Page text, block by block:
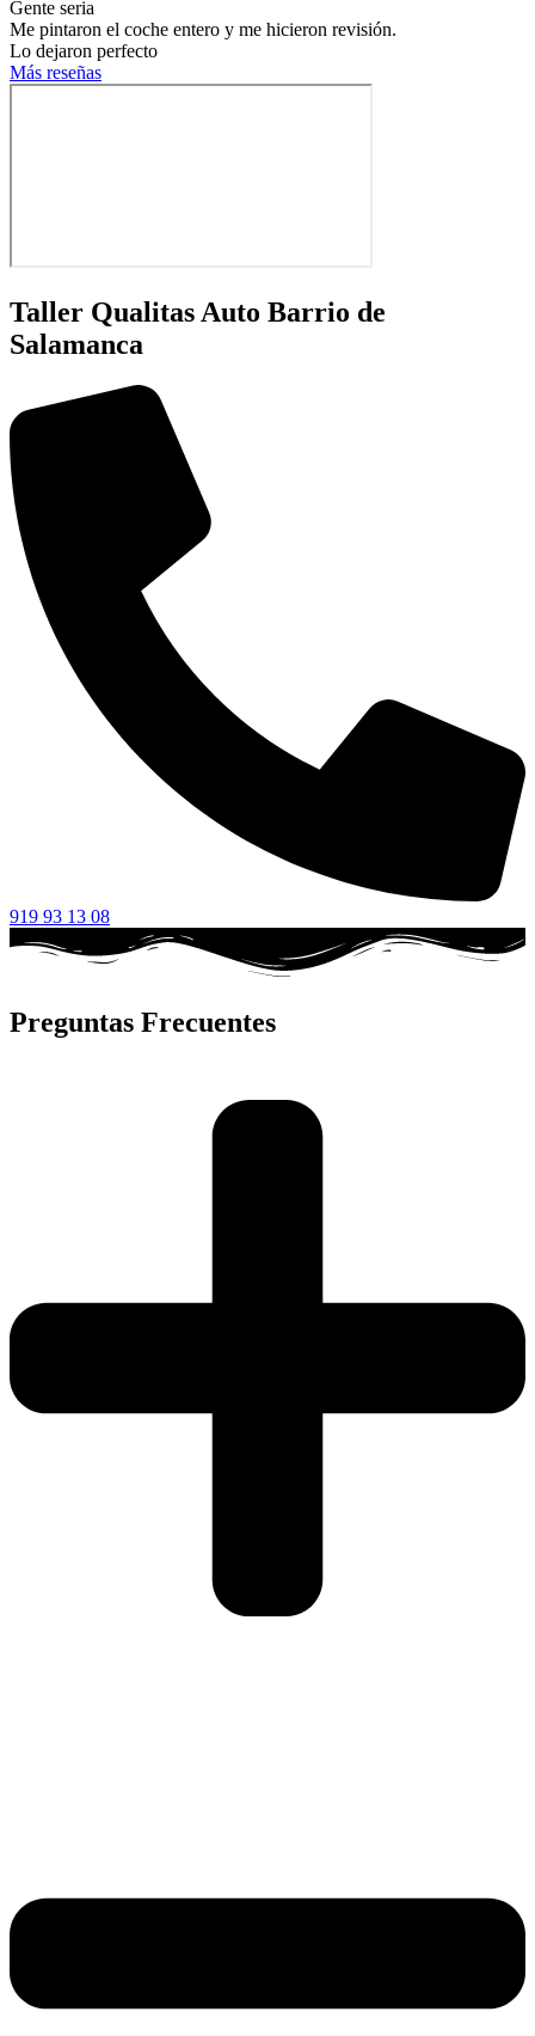
Gente seria
Me pintaron el coche entero y me hicieron revisión.
Lo dejaron perfecto
Más reseñas
Taller Qualitas Auto Barrio de
Salamanca
919 93 13 08
Preguntas Frecuentes